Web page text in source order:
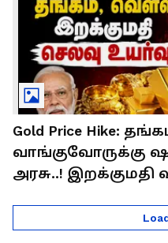
Gold Price Hike:
வாங்குவோருக்கு
அரசு..! இறக்குமதி